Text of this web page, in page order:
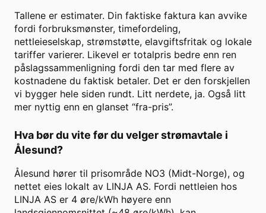
Tallene er estimater. Din faktiske faktura kan avvike
fordi forbruksmønster, timefordeling,
nettleieselskap, strømstøtte, elavgiftsfritak og lokale
tariffer varierer. Likevel er totalpris bedre enn ren
påslagssammenligning fordi den tar med flere av
kostnadene du faktisk betaler. Det er den forskjellen
vi bygger hele siden rundt. Litt nerdete, ja. Også litt
mer nyttig enn en glanset “fra-pris”.
Hva bør du vite før du velger strømavtale i
Ålesund?
Ålesund hører til prisområde NO3 (Midt-Norge), og
nettet eies lokalt av LINJA AS. Fordi nettleien hos
LINJA AS er 4 øre/kWh høyere enn